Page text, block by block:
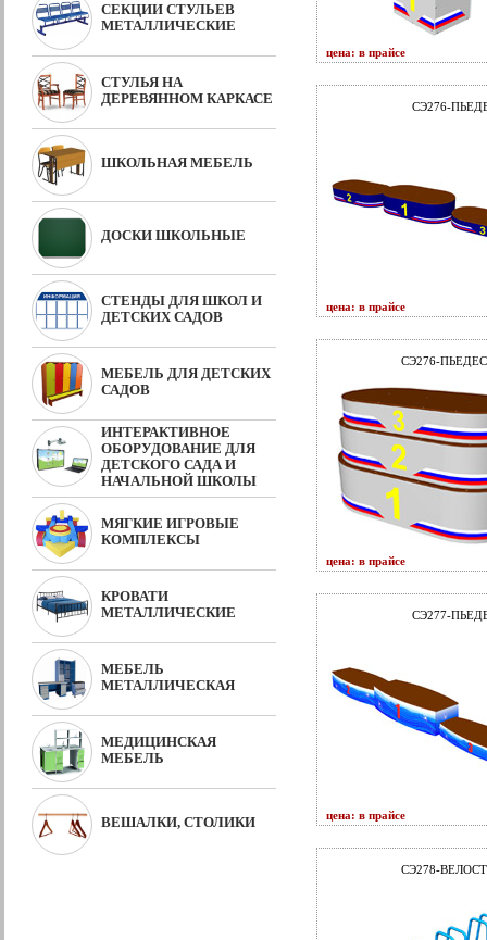
СЕКЦИИ СТУЛЬЕВ
МЕТАЛЛИЧЕСКИЕ
СТУЛЬЯ НА
ДЕРЕВЯННОМ КАРКАСЕ
ШКОЛЬНАЯ МЕБЕЛЬ
ДОСКИ ШКОЛЬНЫЕ
СТЕНДЫ ДЛЯ ШКОЛ И
ДЕТСКИХ САДОВ
МЕБЕЛЬ ДЛЯ ДЕТСКИХ
САДОВ
ИНТЕРАКТИВНОЕ
ОБОРУДОВАНИЕ ДЛЯ
ДЕТСКОГО САДА И
НАЧАЛЬНОЙ ШКОЛЫ
МЯГКИЕ ИГРОВЫЕ
КОМПЛЕКСЫ
КРОВАТИ
МЕТАЛЛИЧЕСКИЕ
МЕБЕЛЬ
МЕТАЛЛИЧЕСКАЯ
МЕДИЦИНСКАЯ
МЕБЕЛЬ
ВЕШАЛКИ, СТОЛИКИ
цена: в прайсе
СЭ276-
цена: в прайсе
СЭ276-
цена: в прайсе
СЭ277-
цена: в прайсе
СЭ278-